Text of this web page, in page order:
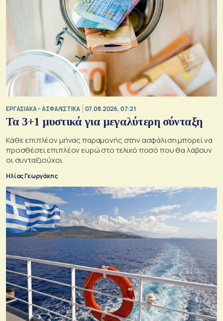
ΕΡΓΑΣΙΑΚΑ – ΑΣΦΑΛΙΣΤΙΚΑ 07.08.2026, 07:21
Τα 3+1 μυστικά για μεγαλύτερη σύνταξη
Κάθε επιπλέον μήνας παραμονής στην ασφάλιση μπορεί να
προσθέσει επιπλέον ευρώ στο τελικό ποσό που θα λάβουν
οι συνταξιούχοι
Ηλίας Γεωργάκης